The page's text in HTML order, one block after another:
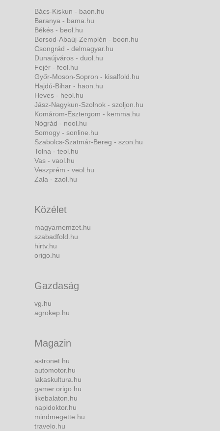
Bács-Kiskun - baon.hu
Baranya - bama.hu
Békés - beol.hu
Borsod-Abaúj-Zemplén - boon.hu
Csongrád - delmagyar.hu
Dunaújváros - duol.hu
Fejér - feol.hu
Győr-Moson-Sopron - kisalfold.hu
Hajdú-Bihar - haon.hu
Heves - heol.hu
Jász-Nagykun-Szolnok - szoljon.hu
Komárom-Esztergom - kemma.hu
Nógrád - nool.hu
Somogy - sonline.hu
Szabolcs-Szatmár-Bereg - szon.hu
Tolna - teol.hu
Vas - vaol.hu
Veszprém - veol.hu
Zala - zaol.hu
Közélet
magyarnemzet.hu
szabadfold.hu
hirtv.hu
origo.hu
Gazdaság
vg.hu
agrokep.hu
Magazin
astronet.hu
automotor.hu
lakaskultura.hu
gamer.origo.hu
likebalaton.hu
napidoktor.hu
mindmegette.hu
travelo.hu